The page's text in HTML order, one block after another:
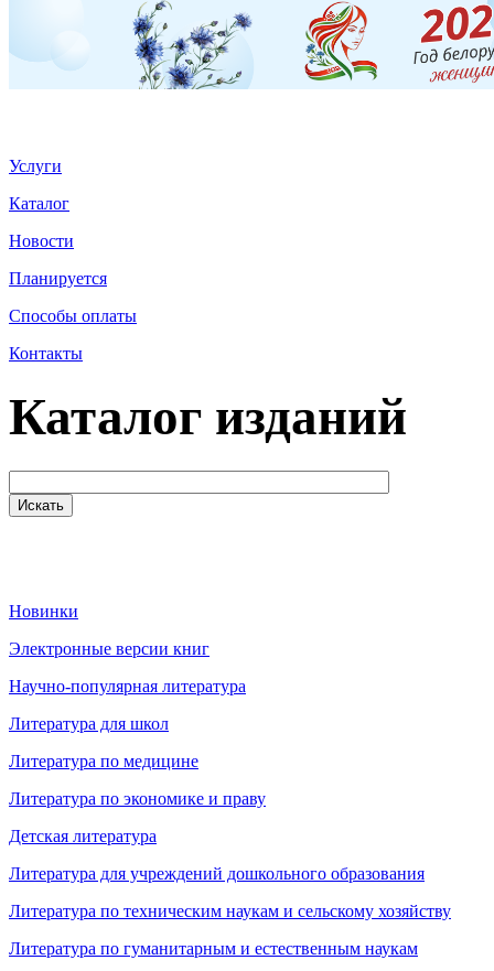
Услуги
Каталог
Новости
Планируется
Способы оплаты
Контакты
Каталог изданий
Новинки
Электронные версии книг
Научно-популярная литература
Литература для школ
Литература по медицине
Литература по экономике и праву
Детская литература
Литература для учреждений дошкольного образования
Литература по техническим наукам и сельскому хозяйству
Литература по гуманитарным и естественным наукам